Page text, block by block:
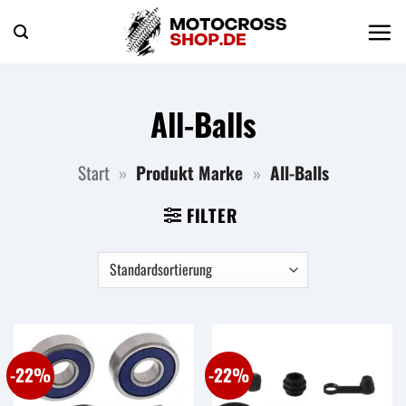
Inhalt
All-Balls
Start » Produkt Marke » All-Balls
FILTER
-22% -22%